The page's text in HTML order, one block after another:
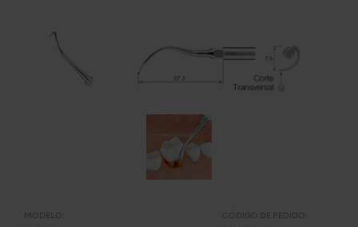
MODELO: CÓDIGO DE PEDIDO: